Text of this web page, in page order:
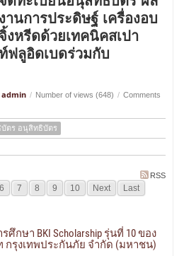
งานการประดิษฐ์ เครื่องอบ
จิ้งหรีดด้วยเทคนิคสเปา
ฟลูอิดเบดร่วมกับ
admin / Number of views (648) / Comments
บัตร อนุสิทธิบัตร
RSS
6 7 8 9 10 Next Last
ศึกษา BKI Scholarship รุ่นที่ 10 ของ
กรุงเทพประกันภัย จำกัด (มหาชน)